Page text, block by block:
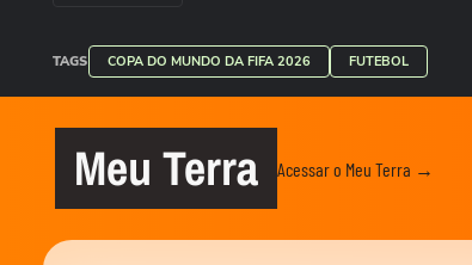
TAGS COPA DO MUNDO DA FIFA 2026 FUTEBOL
Meu Terra Acessar o Meu Terra →